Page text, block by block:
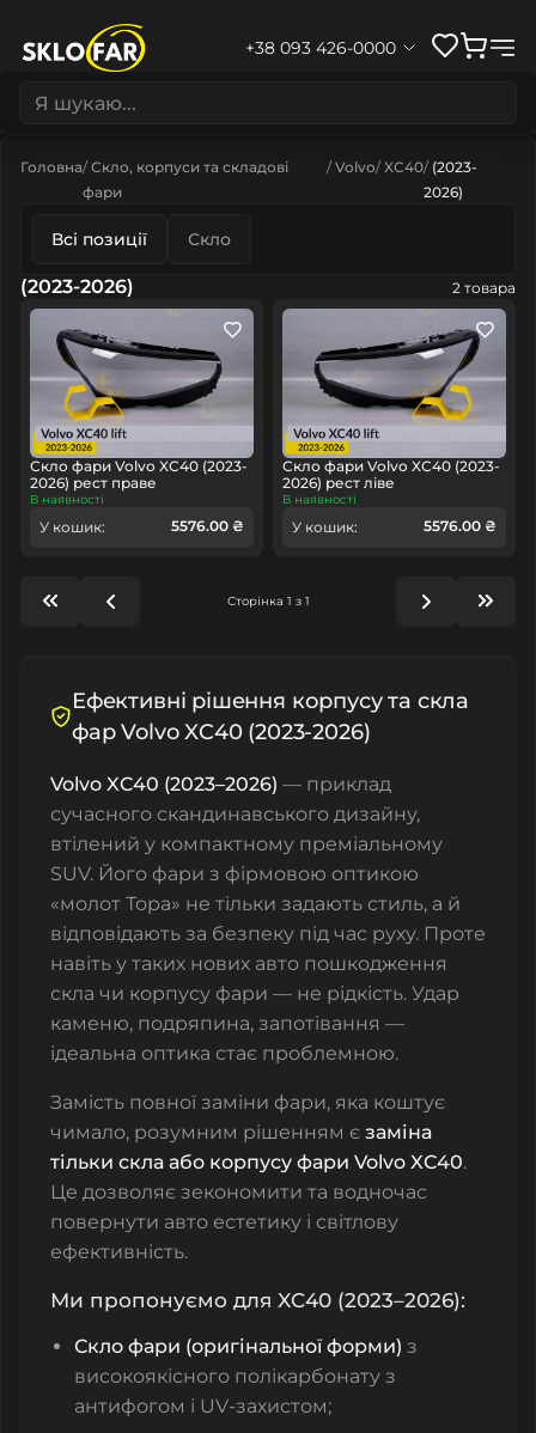
+38 093 426-0000
Головна Скло, корпуси та складові
фари
Volvo XC40 (2023-
2026)
Всі позиції Скло
(2023-2026) 2 товара
Скло фари Volvo XC40 (2023-
2026) рест праве
В наявності
У кошик: 5576.00 ₴
Скло фари Volvo XC40 (2023-
2026) рест ліве
В наявності
У кошик: 5576.00 ₴
Сторінка 1 з 1
Ефективні рішення корпусу та скла
фар Volvo XC40 (2023-2026)
Volvo XC40 (2023–2026) — приклад
сучасного скандинавського дизайну,
втілений у компактному преміальному
SUV. Його фари з фірмовою оптикою
«молот Тора» не тільки задають стиль, а й
відповідають за безпеку під час руху. Проте
навіть у таких нових авто пошкодження
скла чи корпусу фари — не рідкість. Удар
каменю, подряпина, запотівання —
ідеальна оптика стає проблемною.
Замість повної заміни фари, яка коштує
чимало, розумним рішенням є заміна
тільки скла або корпусу фари Volvo XC40.
Це дозволяє зекономити та водночас
повернути авто естетику і світлову
ефективність.
Ми пропонуємо для XC40 (2023–2026):
Скло фари (оригінальної форми) з
високоякісного полікарбонату з
антифогом і UV-захистом;